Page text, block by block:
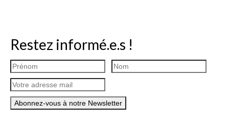
Restez informé.e.s !